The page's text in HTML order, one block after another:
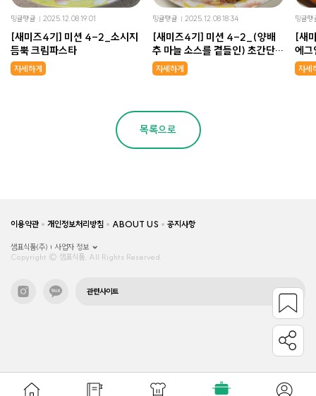
띵귤땡귤 2025.12.08 19:01
[새미즈4기] 미션 4-2_소시지
듬뿍 크림파스타
자세하게
띵귤땡귤 2025.12.08 18:34
[새미즈4기] 미션 4-2_(양배
추 마늘 소스를 곁들인) 초간단
통삼겹&앞다리살 수육
자세하게
띵귤땡
[새
에그
자세
목록으로
이용약관 개인정보처리방침 ABOUT US 공지사항
샘표식품(주)
사업자 정보
Copyright © 샘표식품, All Rights Reserved.
관련사이트